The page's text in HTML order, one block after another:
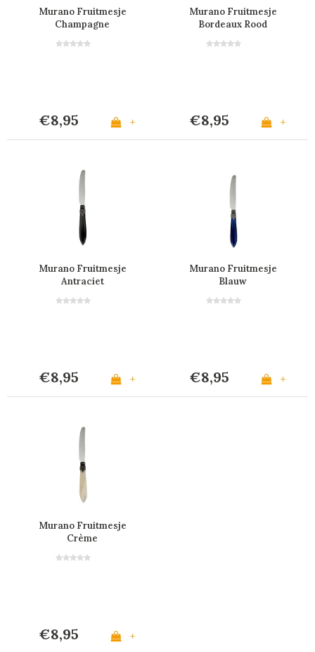
Murano Fruitmesje
Champagne
€8,95 +
Murano Fruitmesje
Bordeaux Rood
€8,95 +
Murano Fruitmesje
Antraciet
€8,95 +
Murano Fruitmesje
Blauw
€8,95 +
Murano Fruitmesje
Crème
€8,95 +